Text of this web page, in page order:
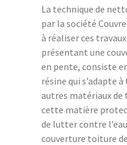
La technique de
par la société
à réaliser ces
présentant une
en pente, consiste
résine qui s’adapte
autres matériaux de
cette matière
de lutter contre
couverture toiture